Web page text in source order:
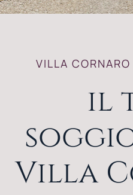
VILLA
il
Villa